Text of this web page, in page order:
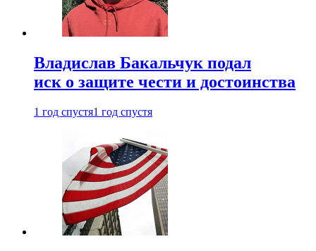
Владислав Бакальчук подал
иск о защите чести и достоинства
1 год спустя1 год спустя